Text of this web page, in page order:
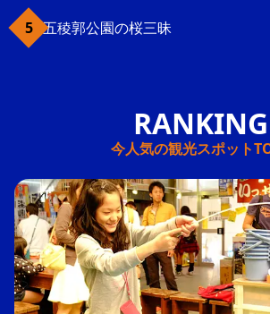
五稜郭公園の桜三昧
今人気の観光スポット